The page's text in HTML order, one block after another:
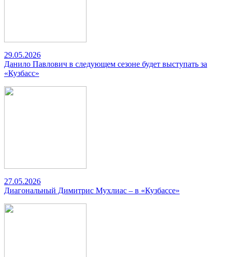
29.05.2026
Данило Павлович в следующем сезоне будет выступать за
«Кузбасс»
27.05.2026
Диагональный Димитрис Мухлиас – в «Кузбассе»